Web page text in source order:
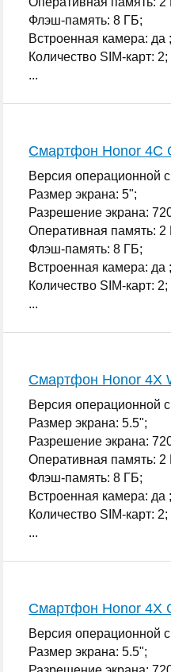
Флэш-память: 8 ГБ;
Встроенная камера: да ;
Количество SIM-карт: 2;
...
Смартфон Honor 4C
Версия операционной
Размер экрана: 5";
Разрешение экрана:
Оперативная память: 2
Флэш-память: 8 ГБ;
Встроенная камера: да ;
Количество SIM-карт: 2;
...
Смартфон Honor 4X
Версия операционной
Размер экрана: 5.5";
Разрешение экрана:
Оперативная память: 2
Флэш-память: 8 ГБ;
Встроенная камера: да ;
Количество SIM-карт: 2;
...
Смартфон Honor 4X
Версия операционной
Размер экрана: 5.5";